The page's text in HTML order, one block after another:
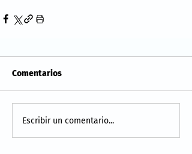
Comentarios
Escribir un comentario...